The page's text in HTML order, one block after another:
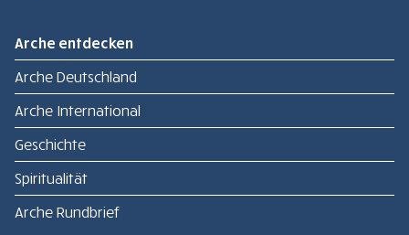
Arche entdecken
Arche Deutschland
Arche International
Geschichte
Spiritualität
Arche Rundbrief